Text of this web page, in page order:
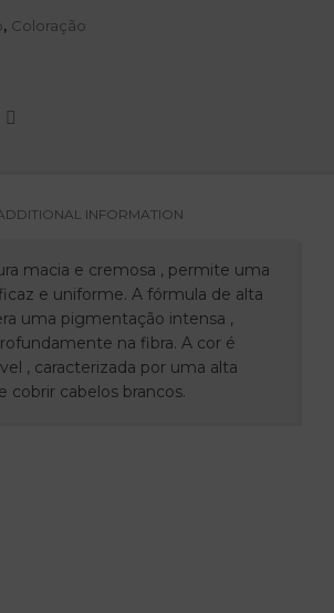
, Coloração
INFORMATION
macia e cremosa , permite uma
e uniforme. A fórmula de alta
uma pigmentação intensa ,
na fibra. A cor é
, caracterizada por uma alta
cobrir cabelos brancos.